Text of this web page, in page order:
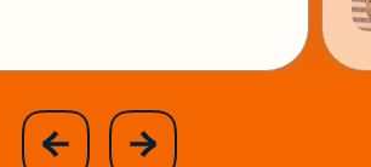
previous
slide
next
slide